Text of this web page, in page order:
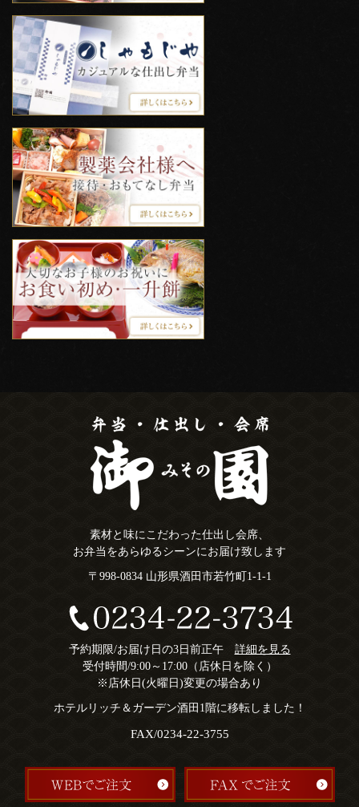
素材と味にこだわった仕出し会席、
お弁当をあらゆるシーンにお届け致します
〒998-0834 山形県酒田市若竹町1-1-1
予約期限/お届け日の3日前正午 詳細を見る
受付時間/9:00～17:00（店休日を除く）
※店休日(火曜日)変更の場合あり
ホテルリッチ＆ガーデン酒田1階に移転しました！
FAX/0234-22-3755